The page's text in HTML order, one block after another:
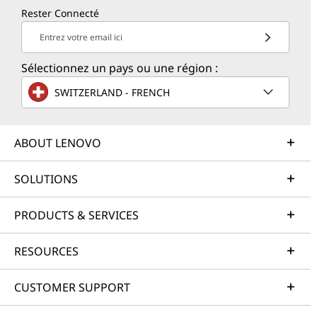
Rester Connecté
Entrez votre email ici
Sélectionnez un pays ou une région :
SWITZERLAND - FRENCH
ABOUT LENOVO
SOLUTIONS
PRODUCTS & SERVICES
RESOURCES
CUSTOMER SUPPORT